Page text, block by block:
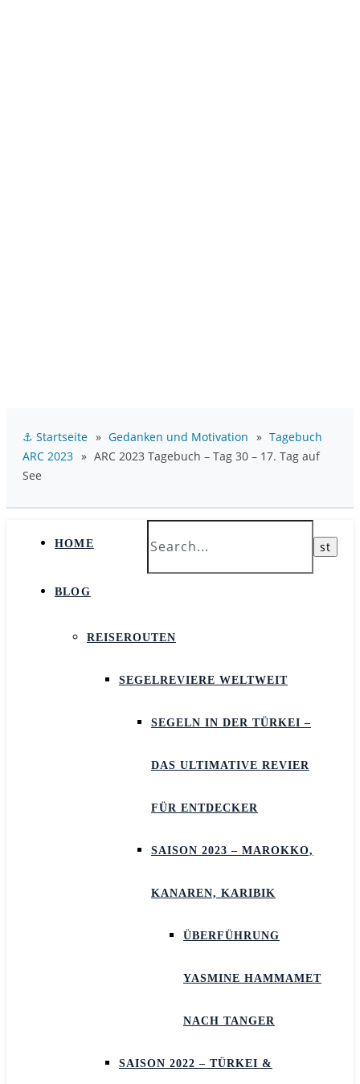
⚓ Startseite » Gedanken und Motivation » Tagebuch
ARC 2023 » ARC 2023 Tagebuch – Tag 30 – 17. Tag auf
See
HOME
BLOG
REISEROUTEN
SEGELREVIERE WELTWEIT
SEGELN IN DER TÜRKEI –
DAS ULTIMATIVE REVIER
FÜR ENTDECKER
SAISON 2023 – MAROKKO,
KANAREN, KARIBIK
ÜBERFÜHRUNG
YASMINE HAMMAMET
NACH TANGER
SAISON 2022 – TÜRKEI &